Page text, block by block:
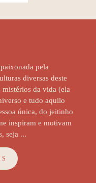
pela
diversas deste
da vida (ela
e tudo aquilo
única, do jeitinho
inspiram e motivam
seja ...